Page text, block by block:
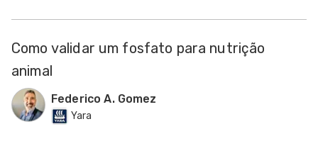
Como validar um fosfato para nutrição
animal
Federico A. Gomez
Yara